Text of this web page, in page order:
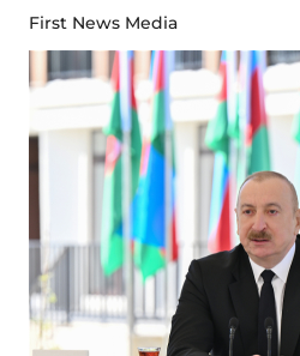
First News Media